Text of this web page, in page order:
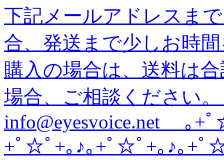
下記メールアドレスま
合、発送まで少しお時
購入の場合は、送料は
場合、ご相談ください
info@eyesvoice.net ｡+
+ﾟ☆ﾟ+｡♪｡+ﾟ☆ﾟ+｡♪｡+ﾟ